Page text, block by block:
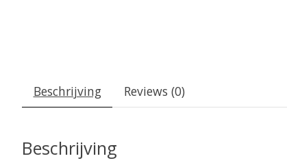
Beschrijving Reviews (0)
Beschrijving